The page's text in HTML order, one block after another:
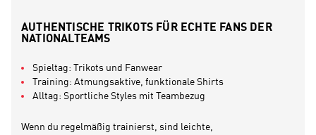
AUTHENTISCHE TRIKOTS FÜR ECHTE FANS DER
NATIONALTEAMS
Spieltag: Trikots und Fanwear
Training: Atmungsaktive, funktionale Shirts
Alltag: Sportliche Styles mit Teambezug
Wenn du regelmäßig trainierst, sind leichte,